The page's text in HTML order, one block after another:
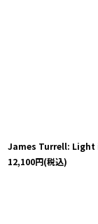
James Turrell: Light
12,100円(税込)